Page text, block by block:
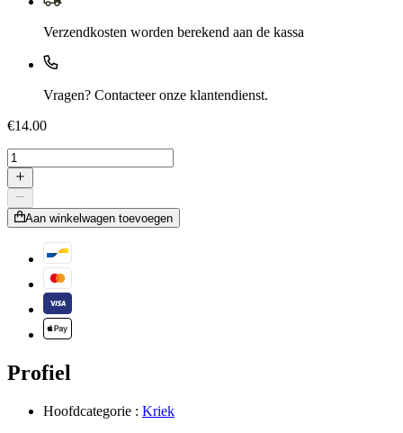
Verzendkosten worden berekend aan de kassa
Vragen? Contacteer onze klantendienst.
€14.00
Aan winkelwagen toevoegen
Profiel
Hoofdcategorie : Kriek